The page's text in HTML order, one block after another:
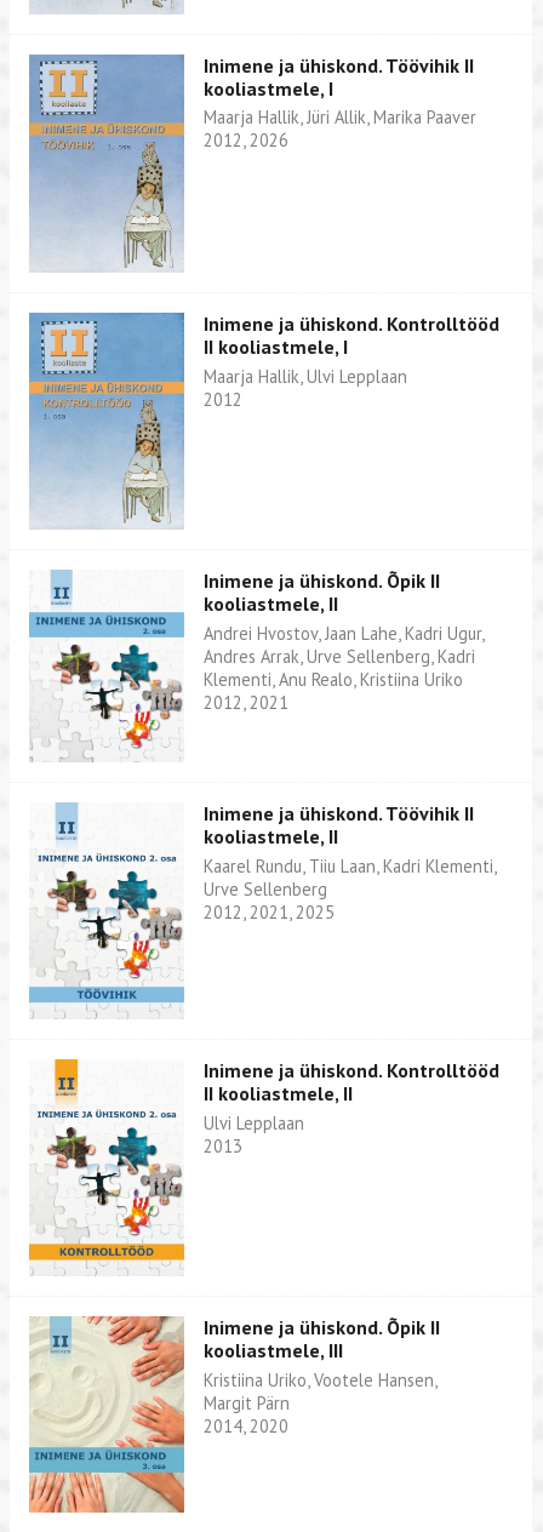
Inimene ja ühiskond. Töövihik II
kooliastmele, I
Maarja Hallik, Jüri Allik, Marika Paaver
2012, 2026
Inimene ja ühiskond. Kontrolltööd
II kooliastmele, I
Maarja Hallik, Ulvi Lepplaan
2012
Inimene ja ühiskond. Õpik II
kooliastmele, II
Andrei Hvostov, Jaan Lahe, Kadri Ugur,
Andres Arrak, Urve Sellenberg, Kadri
Klementi, Anu Realo, Kristiina Uriko
2012, 2021
Inimene ja ühiskond. Töövihik II
kooliastmele, II
Kaarel Rundu, Tiiu Laan, Kadri Klementi,
Urve Sellenberg
2012, 2021, 2025
Inimene ja ühiskond. Kontrolltööd
II kooliastmele, II
Ulvi Lepplaan
2013
Inimene ja ühiskond. Õpik II
kooliastmele, III
Kristiina Uriko, Vootele Hansen,
Margit Pärn
2014, 2020